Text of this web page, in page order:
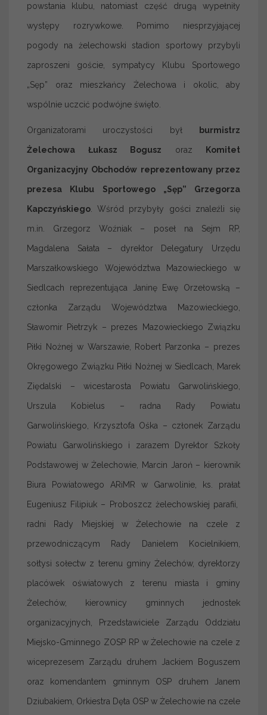
powstania klubu, natomiast część drugą wypełniły
występy rozrywkowe. Pomimo niesprzyjającej
pogody na żelechowski stadion sportowy przybyli
zaproszeni goście, sympatycy Klubu Sportowego
„Sęp” oraz mieszkańcy Żelechowa i okolic, aby
wspólnie uczcić podwójne święto.
Organizatorami uroczystości był burmistrz
Żelechowa Łukasz Bogusz oraz Komitet
Organizacyjny Obchodów reprezentowany przez
prezesa Klubu Sportowego „Sęp” Grzegorza
Kapczyńskiego . Wśród przybyły gości znaleźli się
m.in. Grzegorz Woźniak – poseł na Sejm RP,
Magdalena Sałata – dyrektor Delegatury Urzędu
Marszałkowskiego Województwa Mazowieckiego w
Siedlcach reprezentująca Janinę Ewę Orzełowską –
członka Zarządu Województwa Mazowieckiego,
Sławomir Pietrzyk – prezes Mazowieckiego Związku
Piłki Nożnej w Warszawie, Robert Parzonka – prezes
Okręgowego Związku Piłki Nożnej w Siedlcach, Marek
Ziędalski – wicestarosta Powiatu Garwolińskiego,
Urszula Kobielus – radna Rady Powiatu
Garwolińskiego, Krzysztofa Ośka – członek Zarządu
Powiatu Garwolińskiego i zarazem Dyrektor Szkoły
Podstawowej w Żelechowie, Marcin Jaroń – kierownik
Biura Powiatowego ARiMR w Garwolinie, ks. prałat
Eugeniusz Filipiuk – Proboszcz żelechowskiej parafii,
radni Rady Miejskiej w Żelechowie na czele z
przewodniczącym Rady Danielem Kocielnikiem,
sołtysi sołectw z terenu gminy Żelechów, dyrektorzy
placówek oświatowych z terenu miasta i gminy
Żelechów, kierownicy gminnych jednostek
organizacyjnych, Przedstawiciele Zarządu Oddziału
Miejsko-Gminnego ZOSP RP w Żelechowie na czele z
wiceprezesem Zarządu druhem Jackiem Boguszem
oraz komendantem gminnym OSP druhem Janem
Dziubakiem, Orkiestra Dęta OSP w Żelechowie na czele